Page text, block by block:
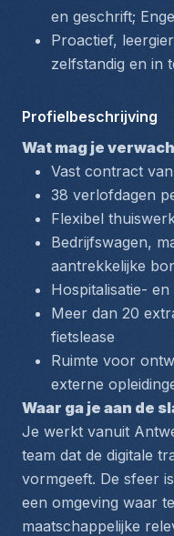
en geschrift;
Proactief,
zelfstandig en in
Profielbeschrijving
Wat mag je
Vast contract
38 verlofdagen
Flexibel
Bedrijfswagen,
aantrekkelijke
Hospitalisatie-
Meer dan 20
fietslease
Ruimte voor
externe
Waar ga je aan de
Je werkt vanuit
team dat de digitale
vormgeeft. De sfeer
een omgeving waar
maatschappelijke